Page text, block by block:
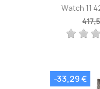
Watch 11
-33,29 €